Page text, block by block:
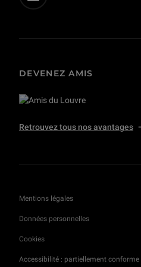
DEVENEZ AMIS
Retrouvez tous nos avantages
Mentions légales
Données personnelles
Cookies
Accessibilité : partiellement conforme